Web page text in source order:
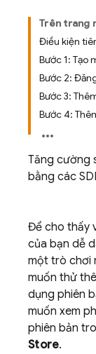
Trên trang
Điều kiện
Bước 1: Tạo
Bước 2:
Bước 3:
Bước 4:
Tăng cường
bằng các
Để cho thấy
của bạn dễ
một trò chơi
muốn thử
dụng phiên
muốn xem
phiên bản
Store.